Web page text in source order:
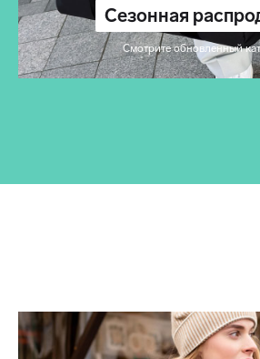
Сезонная
Смотрите обновленный